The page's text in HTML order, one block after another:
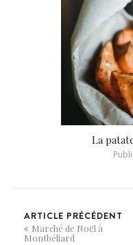
La
ARTICLE PRÉCÉDENT
Marché de Noël à
Montbéliard